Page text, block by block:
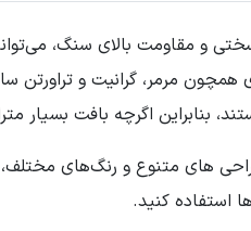
و مقاومت بالای سنگ،
مرمر، گرانیت و تراورتن
بنابراین اگرچه بافت بسیار
های متنوع و رنگ‌های
استفاده کنید.